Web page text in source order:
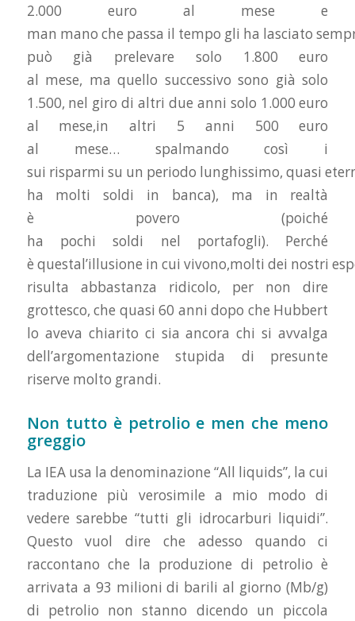
2.000 euro al mese e
man mano che passa il tempo gli ha lasciato
può già prelevare solo 1.800 euro
al mese, ma quello successivo sono già solo
1.500, nel giro di altri due anni solo 1.000 euro
al mese,inaltri 5 anni 500 euro
al mese… spalmando così i
sui risparmi su un periodo lunghissimo, quasi
ha molti soldi in banca), ma in realtà
è povero (poiché
ha pochi soldi nel portafogli). Perché
è questal’illusione in cui vivono,molti dei nostri
risulta abbastanza ridicolo, per non dire
grottesco,che quasi 60 anni dopo che Hubbert
lo aveva chiarito ci siaancora chisi avvalga
dell’argomentazione stupida di presunte
riserve molto grandi.
Non tutto è petrolio e men che meno
greggio
La IEA usa la denominazione “All liquids”, la cui
traduzione più verosimile a mio modo di
vedere sarebbe “tutti gli idrocarburi liquidi”.
Questo vuol dire che adesso quando ci
raccontano che la produzione di petrolio è
arrivata a 93 milioni di barili al giorno (Mb/g)
di petrolio non stanno dicendo un piccola